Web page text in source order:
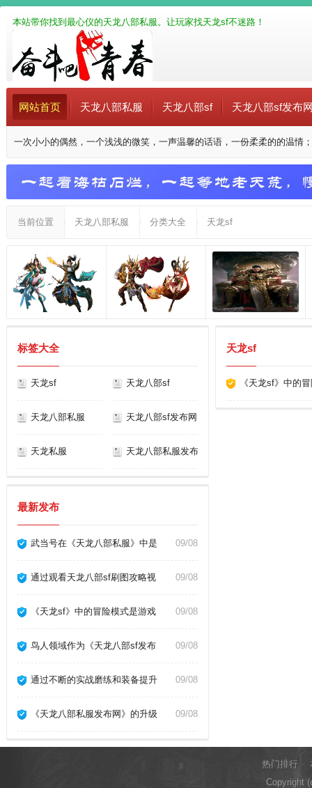
本站带你找到最心仪的天龙八部私服。让玩家找天龙sf不迷路！
网站首页 天龙八部私服 天龙八部sf 天龙八部sf发布
一次小小的偶然，一个浅浅的微笑，一声温馨的话语，一份柔柔的的温情
当前位置 天龙八部私服 分类大全 天龙sf
标签大全
天龙sf 天龙八部sf
天龙八部私服 天龙八部sf发布网
天龙私服 天龙八部私服发布网
最新发布
武当号在《天龙八部私服》中是 09/08
通过观看天龙八部sf刷图攻略视 09/08
《天龙sf》中的冒险模式是游戏 09/08
鸟人领域作为《天龙八部sf发布 09/08
通过不断的实战磨练和装备提升 09/08
《天龙八部私服发布网》的升级 09/08
天龙sf
《天龙sf》中的
热门排行 -
Copyright